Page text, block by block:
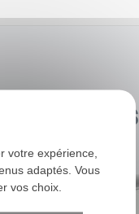
vous
votre expérience,
adaptés. Vous
vos choix.